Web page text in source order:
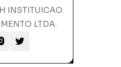
INSTITUICAO
LTDA.
